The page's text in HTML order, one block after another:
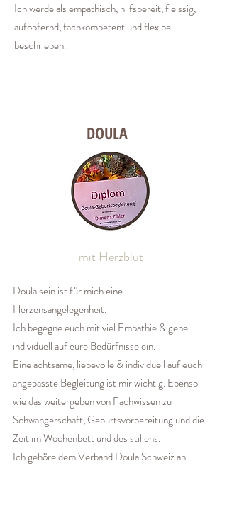
Ich werde als empathisch, hilfsbereit, fleissig,
aufopfernd, fachkompetent und flexibel
beschrieben.
DOULA
mit Herzblut
Doula sein ist für mich eine
Herzensangelegenheit.
Ich begegne euch mit viel Empathie & gehe
individuell auf eure Bedürfnisse ein.
Eine achtsame, liebevolle & individuell auf euch
angepasste Begleitung ist mir wichtig. Ebenso
wie das weitergeben von Fachwissen zu
Schwangerschaft, Geburtsvorbereitung und die
Zeit im Wochenbett und des stillens.
Ich gehöre dem Verband Doula Schweiz an.